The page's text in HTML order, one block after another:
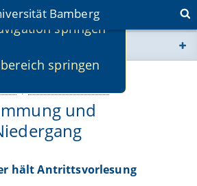
springen
springen
Bamberg
bamberg.de
bamberg.de
bamberg.de
und
hält Antrittsvorlesung